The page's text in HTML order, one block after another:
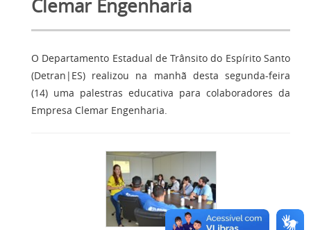
Clemar Engenharia
O Departamento Estadual de Trânsito do Espírito Santo
(Detran|ES) realizou na manhã desta segunda-feira
(14) uma palestras educativa para colaboradores da
Empresa Clemar Engenharia.